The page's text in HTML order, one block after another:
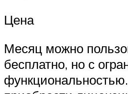
Цена
Месяц можно
бесплатно, но с